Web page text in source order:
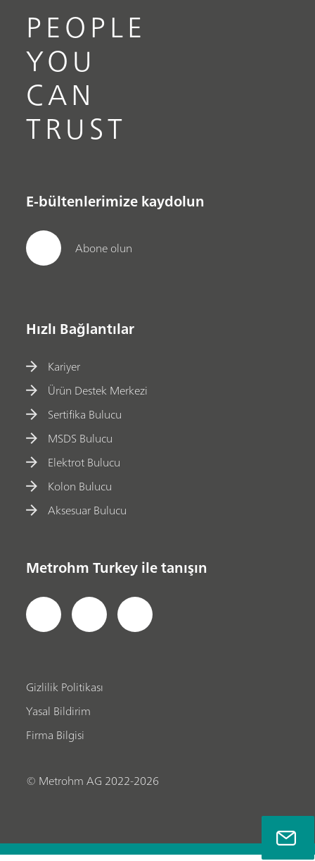
PEOPLE
YOU
CAN
TRUST
E-bültenlerimize kaydolun
Abone olun
Hızlı Bağlantılar
Kariyer
Ürün Destek Merkezi
Sertifika Bulucu
MSDS Bulucu
Elektrot Bulucu
Kolon Bulucu
Aksesuar Bulucu
Metrohm Turkey ile tanışın
Gizlilik Politikası
Yasal Bildirim
Firma Bilgisi
© Metrohm AG 2022-2026